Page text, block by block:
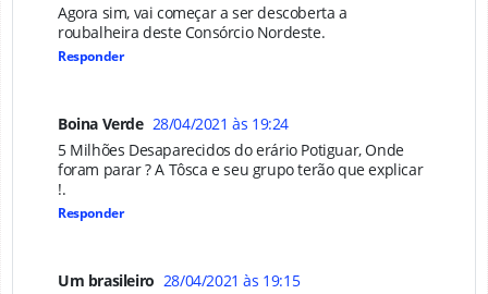
Agora sim, vai começar a ser descoberta a
roubalheira deste Consórcio Nordeste.
Responder
Boina Verde 28/04/2021 às 19:24
5 Milhões Desaparecidos do erário Potiguar, Onde
foram parar ? A Tôsca e seu grupo terão que explicar
!.
Responder
Um brasileiro 28/04/2021 às 19:15